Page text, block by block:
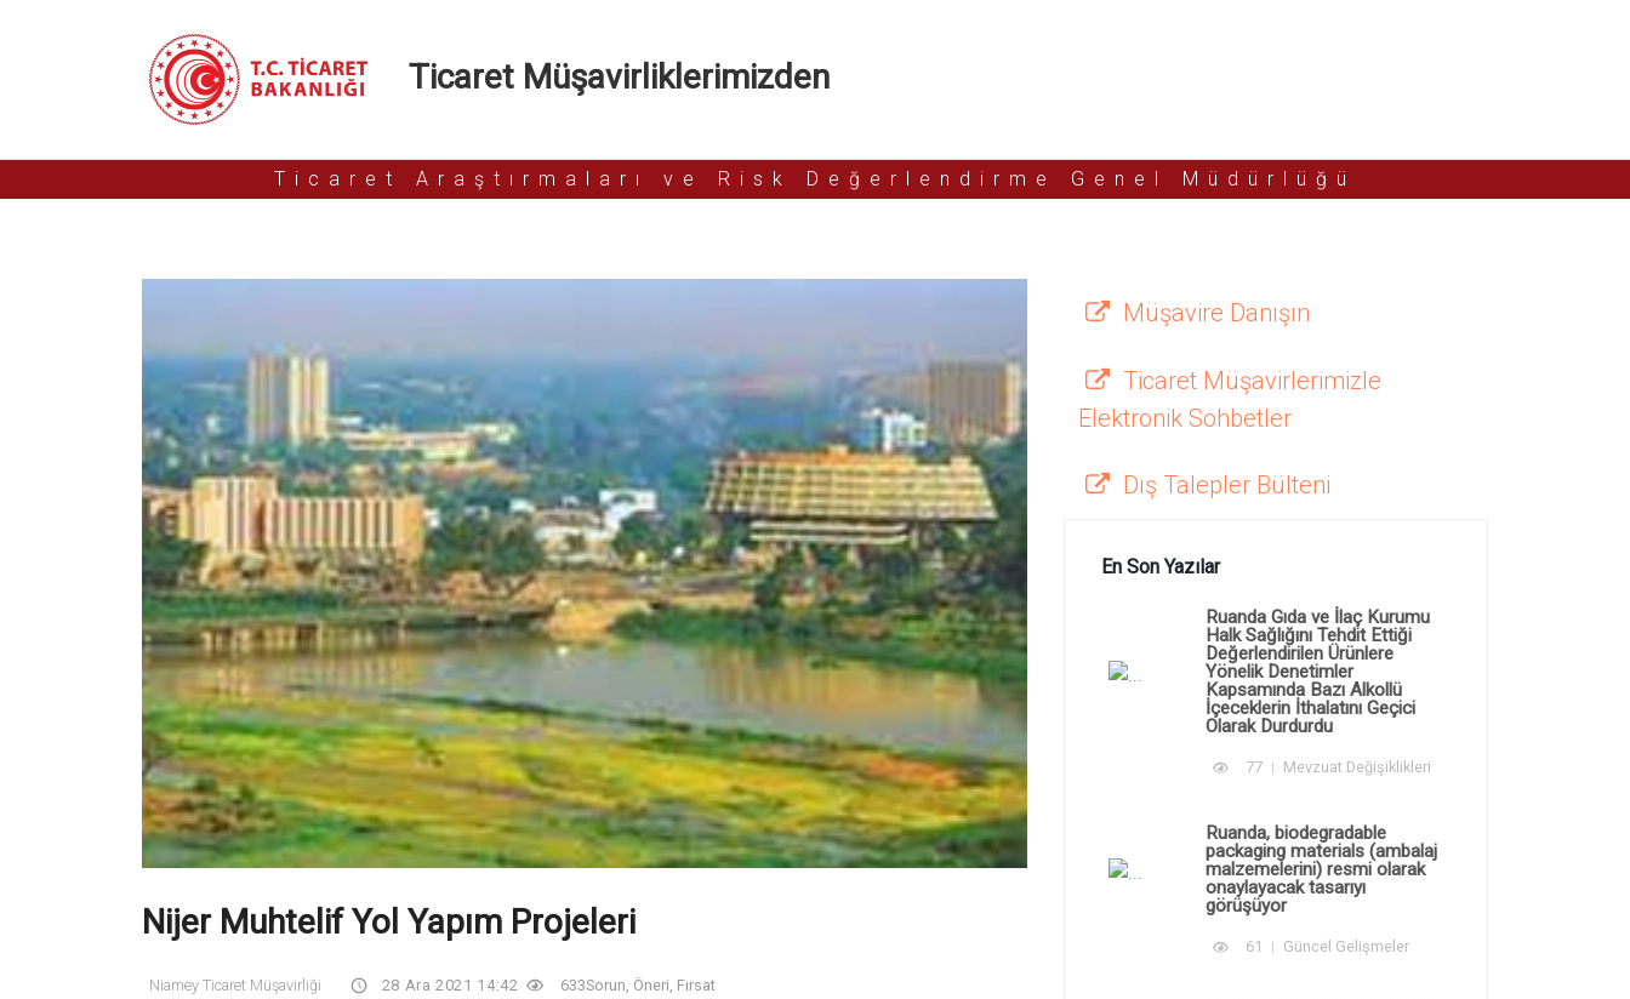
Ticaret Müşavirliklerimizden
Ticaret Araştırmaları ve Risk Değerlendirme Genel Müdürlüğü
Nijer Muhtelif Yol Yapım Projeleri
Niamey Ticaret Müşavirliği 28 Ara 2021 14:42 633Sorun, Öneri, Fırsat
Müşavire Danışın
Ticaret Müşavirlerimizle
Elektronik Sohbetler
Dış Talepler Bülteni
En Son Yazılar
Ruanda Gıda ve İlaç Kurumu
Halk Sağlığını Tehdit Ettiği
Değerlendirilen Ürünlere
Yönelik Denetimler
Kapsamında Bazı Alkollü
İçeceklerin İthalatını Geçici
Olarak Durdurdu
77 Mevzuat Değişiklikleri
Ruanda, biodegradable
packaging materials (ambalaj
malzemelerini) resmi olarak
onaylayacak tasarıyı
görüşüyor
61 Güncel Gelişmeler